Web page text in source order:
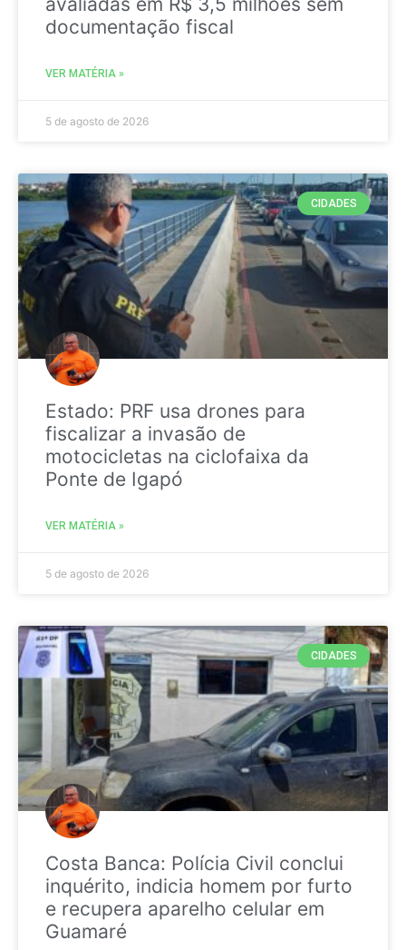
documentação fiscal
VER MATÉRIA »
5 de agosto de 2026
CIDADES
Estado: PRF usa drones para
fiscalizar a invasão de
motocicletas na ciclofaixa da
Ponte de Igapó
VER MATÉRIA »
5 de agosto de 2026
CIDADES
Costa Banca: Polícia Civil conclui
inquérito, indicia homem por furto
e recupera aparelho celular em
Guamaré